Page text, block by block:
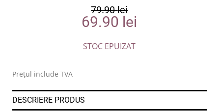
79.90lei
69.90 lei
STOC EPUIZAT
Prețul include TVA
DESCRIERE PRODUS